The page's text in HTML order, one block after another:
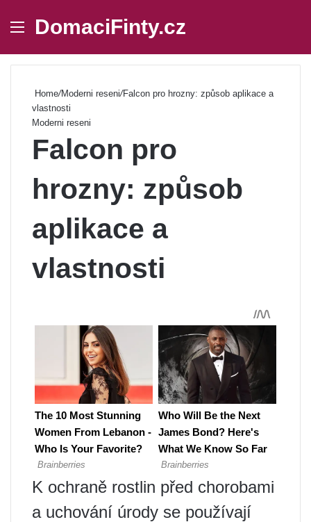
Menu
DomaciFinty.cz
Home/Moderni reseni/Falcon pro hrozny: způsob aplikace a
vlastnosti
Moderni reseni
Falcon pro
hrozny: způsob
aplikace a
vlastnosti
K ochraně rostlin před chorobami
a uchování úrody se používají